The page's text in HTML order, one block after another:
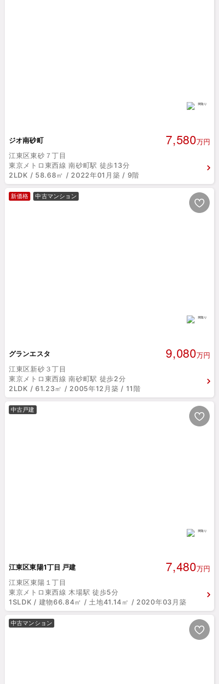
ジオ南砂町 7,580万円
江東区東砂７丁目
東京メトロ東西線 南砂町駅 徒歩13分
2LDK / 58.68㎡ / 2022年01月築 / 9階
新価格 中古マンション
グランエスタ 9,080万円
江東区新砂３丁目
東京メトロ東西線 南砂町駅 徒歩2分
2LDK / 61.23㎡ / 2005年12月築 / 11階
中古戸建
江東区東陽1丁目 戸建 7,480万円
江東区東陽１丁目
東京メトロ東西線 木場駅 徒歩5分
1SLDK / 建物66.84㎡ / 土地41.14㎡ / 2020年03月築
中古マンション